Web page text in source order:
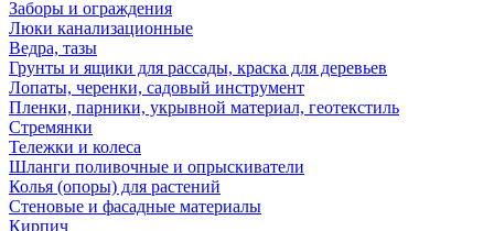
Заборы и ограждения
Люки канализационные
Ведра, тазы
Грунты и ящики для рассады, краска для деревьев
Лопаты, черенки, садовый инструмент
Пленки, парники, укрывной материал, геотекстиль
Стремянки
Тележки и колеса
Шланги поливочные и опрыскиватели
Колья (опоры) для растений
Стеновые и фасадные материалы
Кирпич